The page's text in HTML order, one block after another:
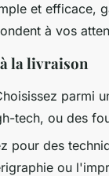
et efficace,
à vos
la livraison
parmi
tech, ou des
pour des
ou